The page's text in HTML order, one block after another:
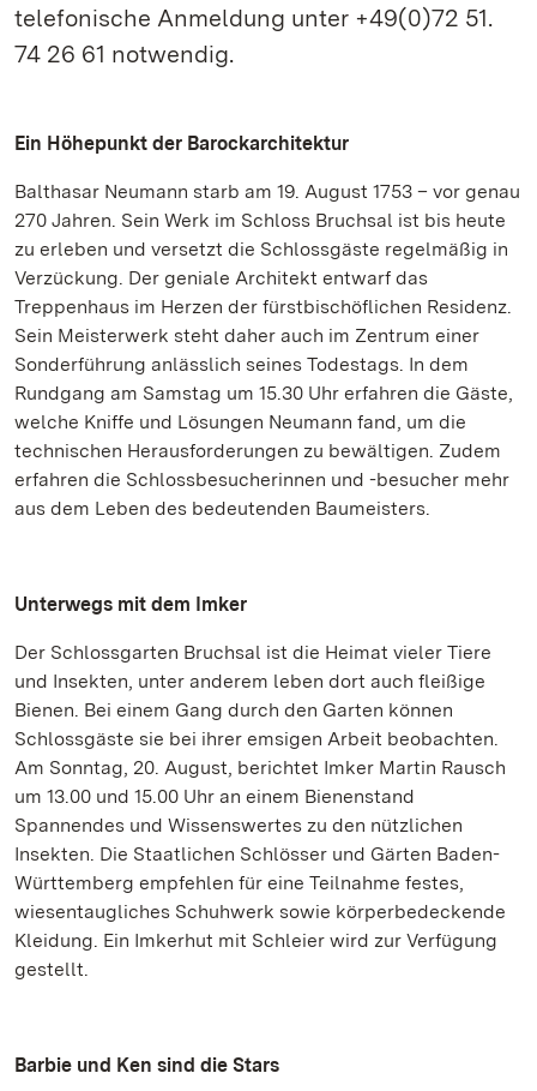
telefonische Anmeldung unter +49(0)72 51.
74 26 61 notwendig.
Ein Höhepunkt der Barockarchitektur
Balthasar Neumann starb am 19. August 1753 – vor genau
270 Jahren. Sein Werk im Schloss Bruchsal ist bis heute
zu erleben und versetzt die Schlossgäste regelmäßig in
Verzückung. Der geniale Architekt entwarf das
Treppenhaus im Herzen der fürstbischöflichen Residenz.
Sein Meisterwerk steht daher auch im Zentrum einer
Sonderführung anlässlich seines Todestags. In dem
Rundgang am Samstag um 15.30 Uhr erfahren die Gäste,
welche Kniffe und Lösungen Neumann fand, um die
technischen Herausforderungen zu bewältigen. Zudem
erfahren die Schlossbesucherinnen und -besucher mehr
aus dem Leben des bedeutenden Baumeisters.
Unterwegs mit dem Imker
Der Schlossgarten Bruchsal ist die Heimat vieler Tiere
und Insekten, unter anderem leben dort auch fleißige
Bienen. Bei einem Gang durch den Garten können
Schlossgäste sie bei ihrer emsigen Arbeit beobachten.
Am Sonntag, 20. August, berichtet Imker Martin Rausch
um 13.00 und 15.00 Uhr an einem Bienenstand
Spannendes und Wissenswertes zu den nützlichen
Insekten. Die Staatlichen Schlösser und Gärten Baden-
Württemberg empfehlen für eine Teilnahme festes,
wiesentaugliches Schuhwerk sowie körperbedeckende
Kleidung. Ein Imkerhut mit Schleier wird zur Verfügung
gestellt.
Barbie und Ken sind die Stars